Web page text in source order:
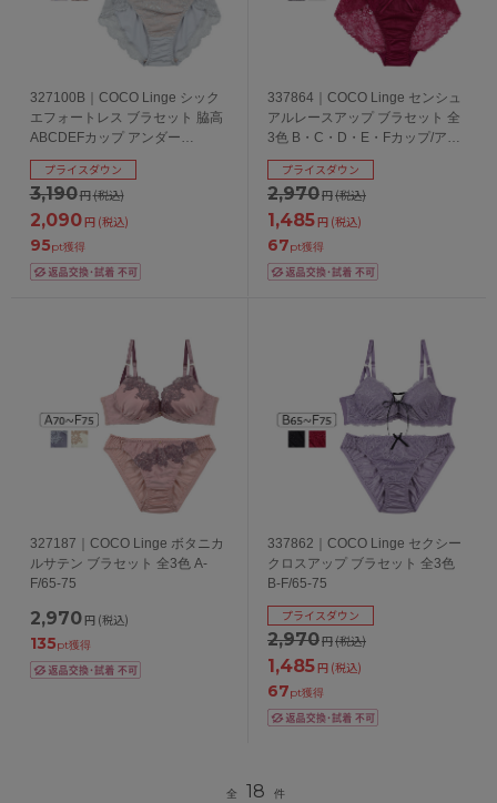
327100B｜COCO Linge シック
エフォートレス ブラセット 脇高
ABCDEFカップ アンダー
65/70/75cm
3,190円(税込)
プライスダウン
2,090円 (税込)
95pt獲得
337864｜COCO Linge センシュ
アルレースアップ ブラセット 全
3色 B・C・D・E・Fカップ/アン
ダー65・70・75cm
2,970円(税込)
プライスダウン
1,485円 (税込)
67pt獲得
327187｜COCO Linge ボタニカ
ルサテン ブラセット 全3色 A-
F/65-75
2,970 円 (税込)
135pt獲得
337862｜COCO Linge セクシー
クロスアップ ブラセット 全3色
B-F/65-75
2,970円(税込)
プライスダウン
1,485円 (税込)
67pt獲得
全 18 件